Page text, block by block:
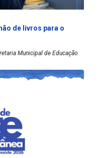
de livros para o
Municipal de Educação